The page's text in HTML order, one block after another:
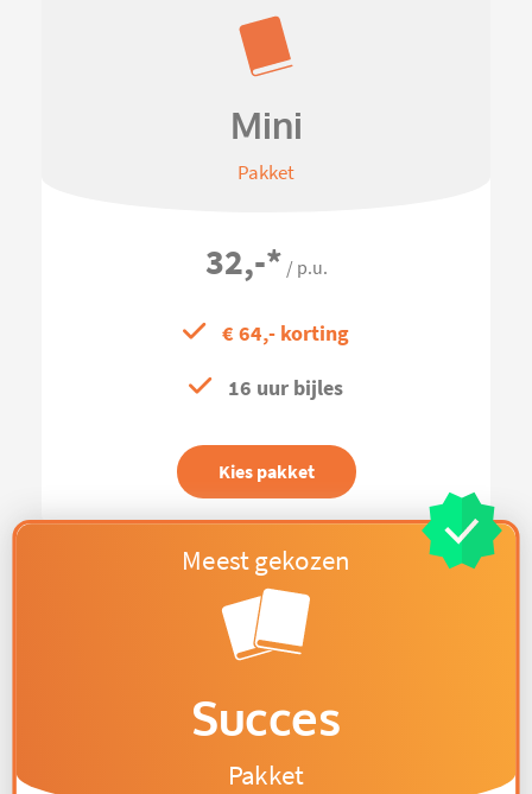
Mini
Pakket
32,-* / p.u.
€ 64,- korting
16 uur bijles
Kies pakket
Succes
Pakket